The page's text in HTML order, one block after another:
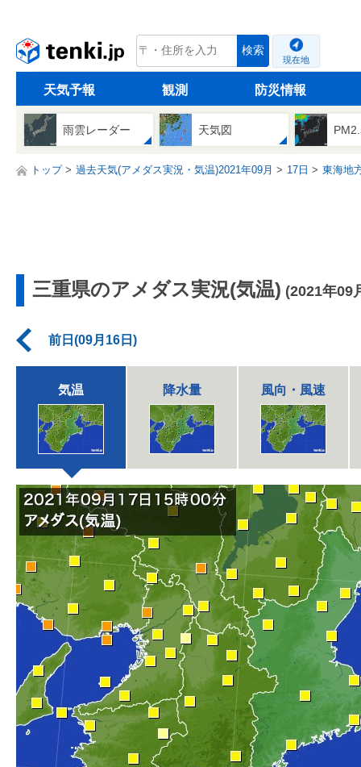
tenki.jp 検索
現在地
天気予報 観測 防災情報
雨雲レーダー 天気図
トップ 過去天気(アメダス実況・気温)2021年09月 17日 東海地
三重県のアメダス実況(気温) (2021年09
前日(09月16日)
気温 降水量 風向・風速